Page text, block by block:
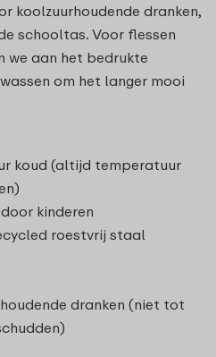
koolzuurhoudende dranken,
schooltas. Voor flessen
we aan het bedrukte
om het langer mooi
koud (altijd temperatuur
kinderen
roestvrij staal
dranken (niet tot